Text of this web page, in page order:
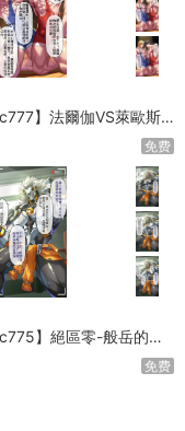
c777】法爾伽VS萊歐斯
免费
c775】絕區零-般岳的訓
免费